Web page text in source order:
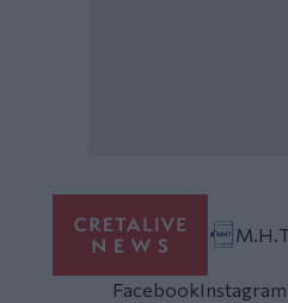
FacebookInstagram